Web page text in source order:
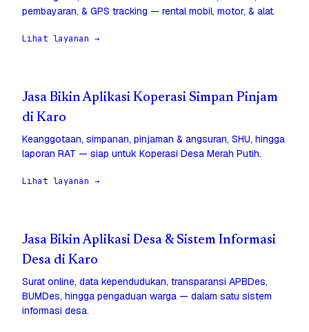
pembayaran, & GPS tracking — rental mobil, motor, & alat.
Lihat layanan →
Jasa Bikin Aplikasi Koperasi Simpan Pinjam
di Karo
Keanggotaan, simpanan, pinjaman & angsuran, SHU, hingga
laporan RAT — siap untuk Koperasi Desa Merah Putih.
Lihat layanan →
Jasa Bikin Aplikasi Desa & Sistem Informasi
Desa di Karo
Surat online, data kependudukan, transparansi APBDes,
BUMDes, hingga pengaduan warga — dalam satu sistem
informasi desa.